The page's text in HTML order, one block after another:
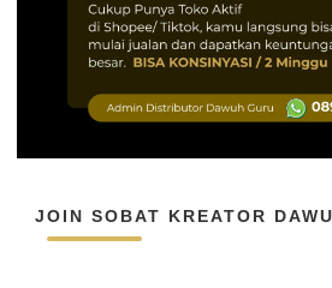
JOIN SOBAT KREATOR